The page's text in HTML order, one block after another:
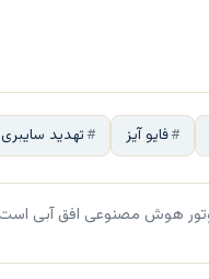
فایو آیز تهدید سایبری
هوش مصنوعی افق آبی است